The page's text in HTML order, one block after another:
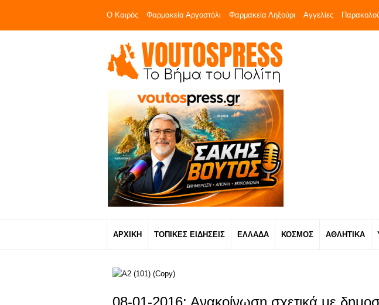
Ο Καιρός Φαρμακεία Αργοστόλι Φαρμακεία Ληξούρι Αγγελίες
ΑΡΧΙΚΗ ΤΟΠΙΚΕΣ ΕΙΔΗΣΕΙΣ ΕΛΛΑΔΑ ΚΟΣΜΟΣ ΑΘΛΗΤΙΚΑ
08-01-2016: Ανακοίνωση σχετικά με